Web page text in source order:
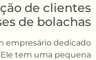
de clientes
de bolachas
empresário dedicado
Ele tem uma pequena